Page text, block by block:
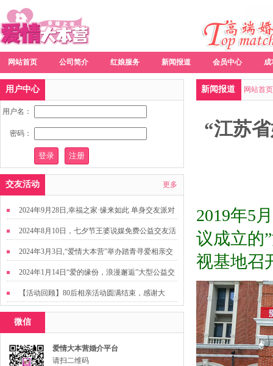
网站首页 公司简介 红娘服务 新闻报道 会员中心 成
新闻报道 网站首页
“江苏
2019年5月
议成立的
视基地召
用户中心
用户名：
密码：
交友活动 更多
2024年9月28日,幸福之家·缘来如此 单身交友派对
2024年8月10日，七夕节王婆说媒免费公益交友活
动
2024年3月3日,“爱情大本营”举办踏青寻爱相亲交
友活动
2024年1月14日“爱的缘份，浪漫邂逅”大型公益交
友活动
【活动回顾】80后相亲活动圆满结束，感谢大
家，走出来才有机会扩大缘分哦~
微信
爱情大本营婚介平台
请扫二维码